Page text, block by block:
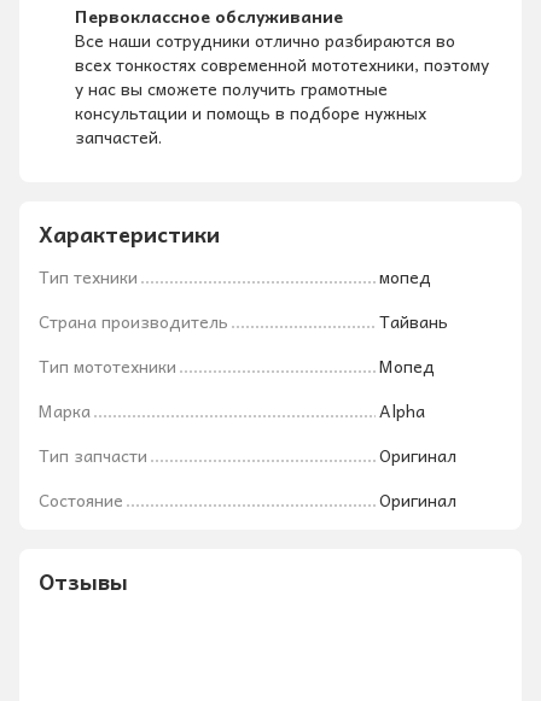
Первоклассное обслуживание
Все наши сотрудники отлично разбираются во
всех тонкостях современной мототехники, поэтому
у нас вы сможете получить грамотные
консультации и помощь в подборе нужных
запчастей.
Характеристики
Тип техники
мопед
Страна производитель
Тайвань
Тип мототехники
Мопед
Марка
Alpha
Тип запчасти
Оригинал
Состояние
Оригинал
Отзывы